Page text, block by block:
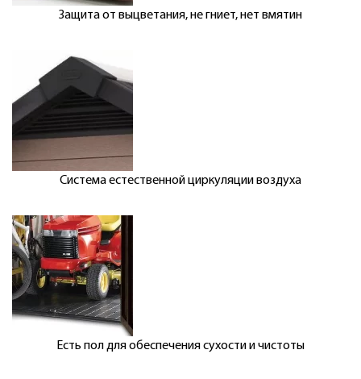
Защита от выцветания, не гниет, нет вмятин
Система естественной циркуляции воздуха
Есть пол для обеспечения сухости и чистоты